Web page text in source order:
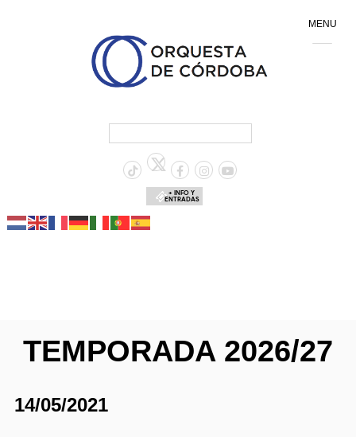
+ INFO Y
ENTRADAS
TEMPORADA 2026/27
14/05/2021
MENU